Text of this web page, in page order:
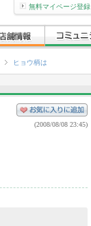
無料マイページ登録
ヒョウ柄は
(2008/08/08 23:45)